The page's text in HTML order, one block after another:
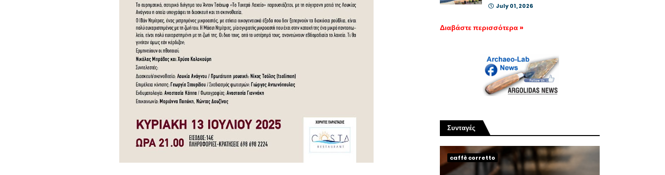
July 01, 2026
Διαβάστε περισσότερα »
Συνταγές
caffè corretto